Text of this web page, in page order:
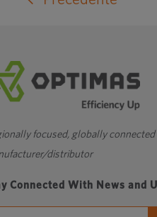
focused, globally connected
distributor
Connected With News and